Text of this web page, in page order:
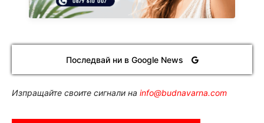
Последвай ни в Google News
Изпращайте своите сигнали на info@budnavarna.com